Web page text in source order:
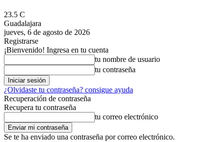
23.5 C
Guadalajara
jueves, 6 de agosto de 2026
Registrarse
¡Bienvenido! Ingresa en tu cuenta
tu nombre de usuario
tu contraseña
¿Olvidaste tu contraseña? consigue ayuda
Recuperación de contraseña
Recupera tu contraseña
tu correo electrónico
Se te ha enviado una contraseña por correo electrónico.